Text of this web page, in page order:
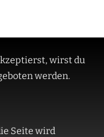
wirst du
werden.
Seite wird